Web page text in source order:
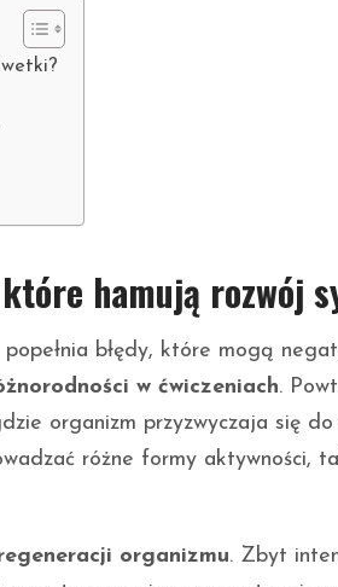
hamują rozwój
błędy, które mogą
w ćwiczeniach.
organizm przyzwyczaja się do
różne formy aktywności,
organizmu. Zbyt